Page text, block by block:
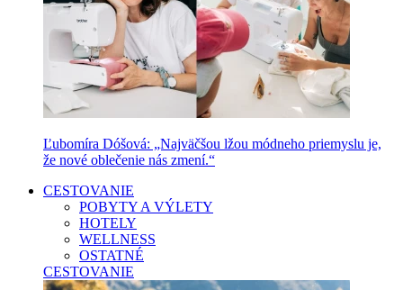
Ľubomíra Dóšová: „Najväčšou lžou módneho priemyslu je,
že nové oblečenie nás zmení.“
CESTOVANIE
POBYTY A VÝLETY
HOTELY
WELLNESS
OSTATNÉ
CESTOVANIE